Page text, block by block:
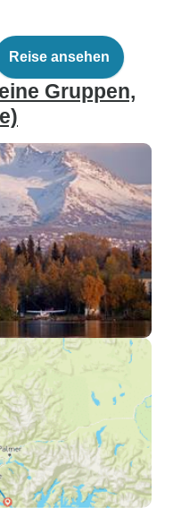
Reise ansehen
Gruppen,